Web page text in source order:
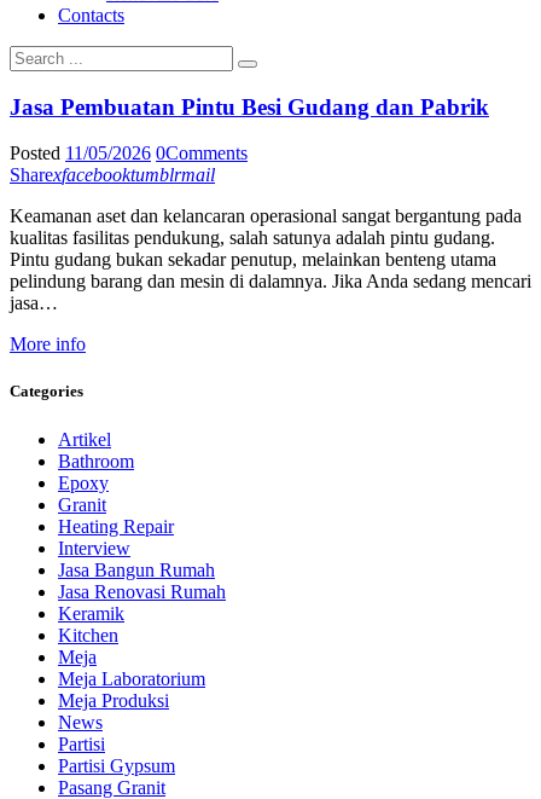
Contacts
Jasa Pembuatan Pintu Besi Gudang dan Pabrik
Posted 11/05/2026 0Comments
Sharexfacebooktumblrmail
Keamanan aset dan kelancaran operasional sangat bergantung pada
kualitas fasilitas pendukung, salah satunya adalah pintu gudang.
Pintu gudang bukan sekadar penutup, melainkan benteng utama
pelindung barang dan mesin di dalamnya. Jika Anda sedang mencari
jasa…
More info
Categories
Artikel
Bathroom
Epoxy
Granit
Heating Repair
Interview
Jasa Bangun Rumah
Jasa Renovasi Rumah
Keramik
Kitchen
Meja
Meja Laboratorium
Meja Produksi
News
Partisi
Partisi Gypsum
Pasang Granit